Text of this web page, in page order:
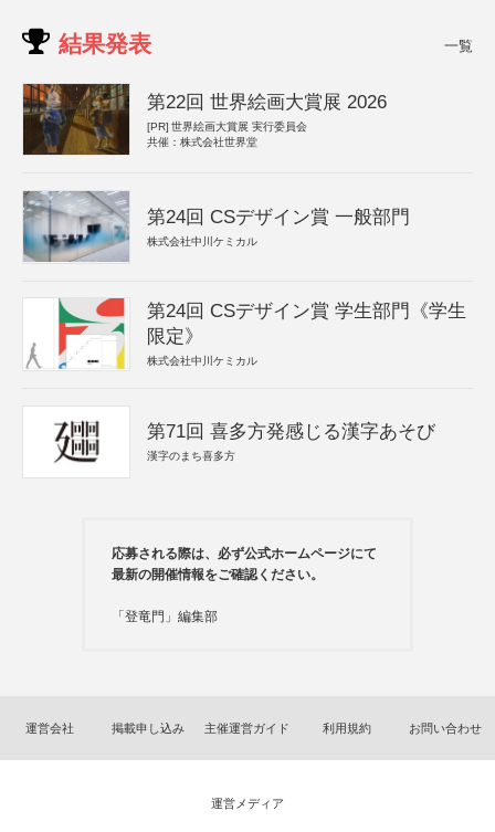
結果発表 一覧
第22回 世界絵画大賞展 2026
[PR] 世界絵画大賞展 実行委員会
共催：株式会社世界堂
第24回 CSデザイン賞 一般部門
株式会社中川ケミカル
第24回 CSデザイン賞 学生部門《学生
限定》
株式会社中川ケミカル
第71回 喜多方発感じる漢字あそび
漢字のまち喜多方
応募される際は、必ず公式ホームページにて
最新の開催情報をご確認ください。
「登竜門」編集部
運営会社 掲載申し込み 主催運営ガイド 利用規約 お問い合わせ
運営メディア